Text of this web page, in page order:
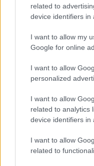
related to
device identifiers in
I want to allow my
Google for online
I want to allow
personalized
I want to allow
related to analytics
device identifiers in
I want to allow
related to
Le
vivo: un
Olbia,
esplode la